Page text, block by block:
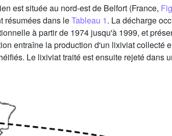
est située au nord-est de Belfort (France,
résumées dans leTableau 1. La décharge
à partir de 1974 jusqu'à 1999, et
entraîne la production d'un lixiviat collecté
Le lixiviat traité est ensuite rejeté dans